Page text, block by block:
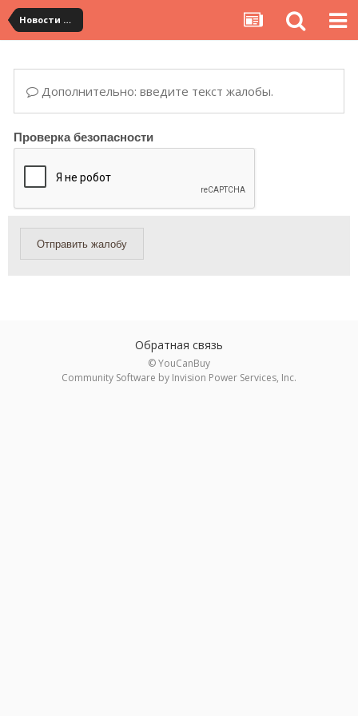
Новости сервиса
Дополнительно: введите текст жалобы.
Проверка безопасности
Отправить жалобу
Обратная связь
© YouCanBuy
Community Software by Invision Power Services, Inc.